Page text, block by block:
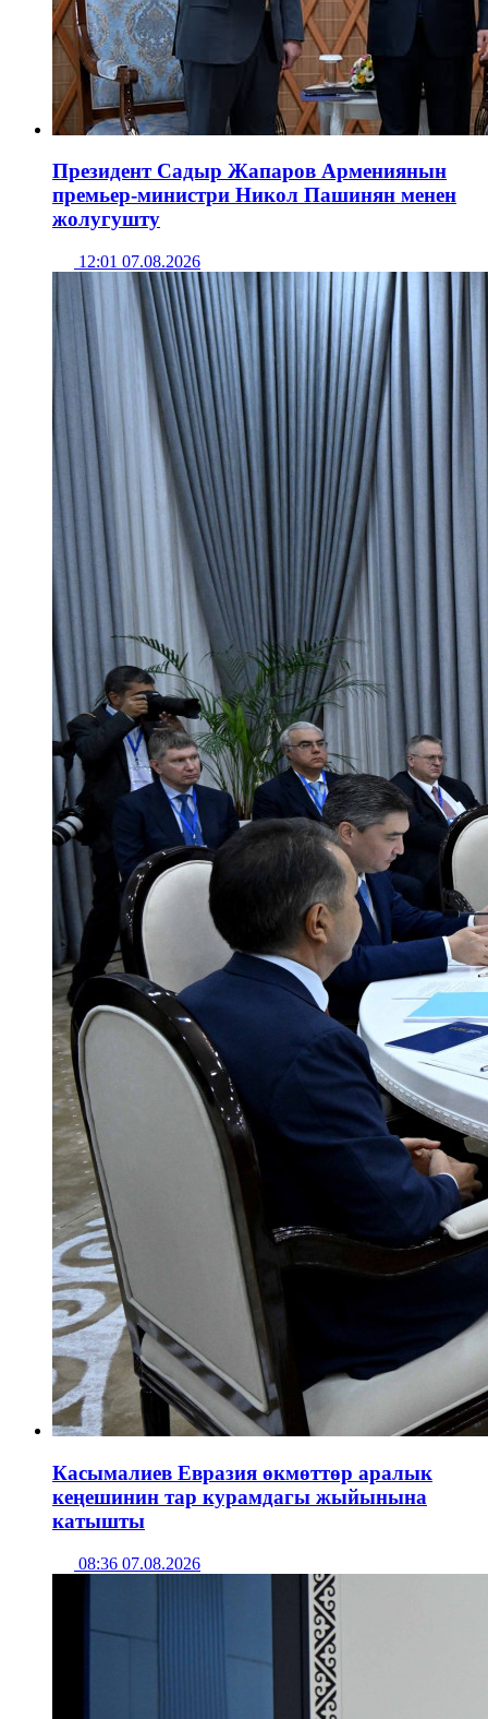
Президент Садыр Жапаров Армениянын
премьер-министри Никол Пашинян менен
жолугушту
12:01 07.08.2026
Касымалиев Евразия өкмөттөр аралык
кеңешинин тар курамдагы жыйынына
катышты
08:36 07.08.2026